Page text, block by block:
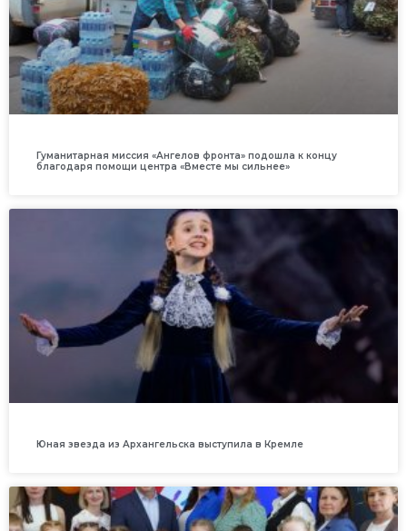
Гуманитарная миссия «Ангелов фронта» подошла к концу
благодаря помощи центра «Вместе мы сильнее»
Юная звезда из Архангельска выступила в Кремле